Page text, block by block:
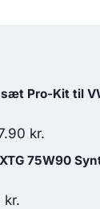
Pro-Kit til
kr.
aktuelle
75W90
kr.